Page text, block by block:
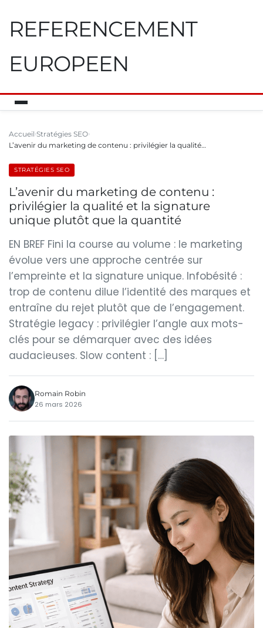
REFERENCEMENT
EUROPEEN
Accueil Stratégies SEO
L’avenir du marketing de contenu : privilégier la qualité…
STRATÉGIES SEO
L’avenir du marketing de contenu :
privilégier la qualité et la signature
unique plutôt que la quantité
EN BREF Fini la course au volume : le marketing
évolue vers une approche centrée sur
l’empreinte et la signature unique. Infobésité :
trop de contenu dilue l’identité des marques et
entraîne du rejet plutôt que de l’engagement.
Stratégie legacy : privilégier l’angle aux mots-
clés pour se démarquer avec des idées
audacieuses. Slow content : […]
Romain Robin
26 mars 2026